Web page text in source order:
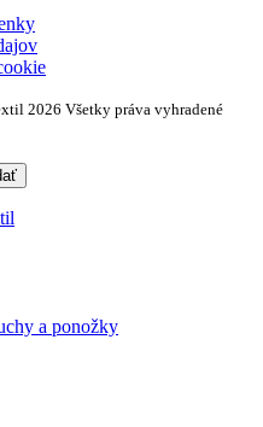
2026 Všetky práva vyhradené
a ponožky